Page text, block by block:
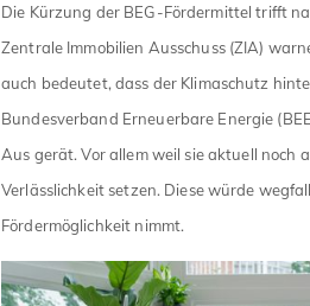
Die Kürzung der BEG-Fördermittel trifft
Zentrale Immobilien Ausschuss (ZIA)
auch bedeutet, dass der Klimaschutz
Bundesverband Erneuerbare Energie
Aus gerät. Vor allem weil sie aktuell noch
Verlässlichkeit setzen. Diese würde
Fördermöglichkeit nimmt.